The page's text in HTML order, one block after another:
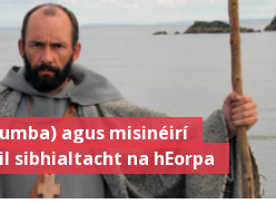
agus misinéirí
sibhialtacht na hEorpa